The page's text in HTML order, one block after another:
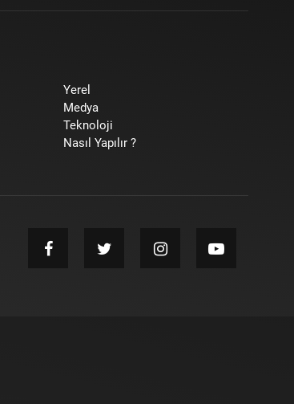
Yerel
Medya
Teknoloji
Nasıl Yapılır ?